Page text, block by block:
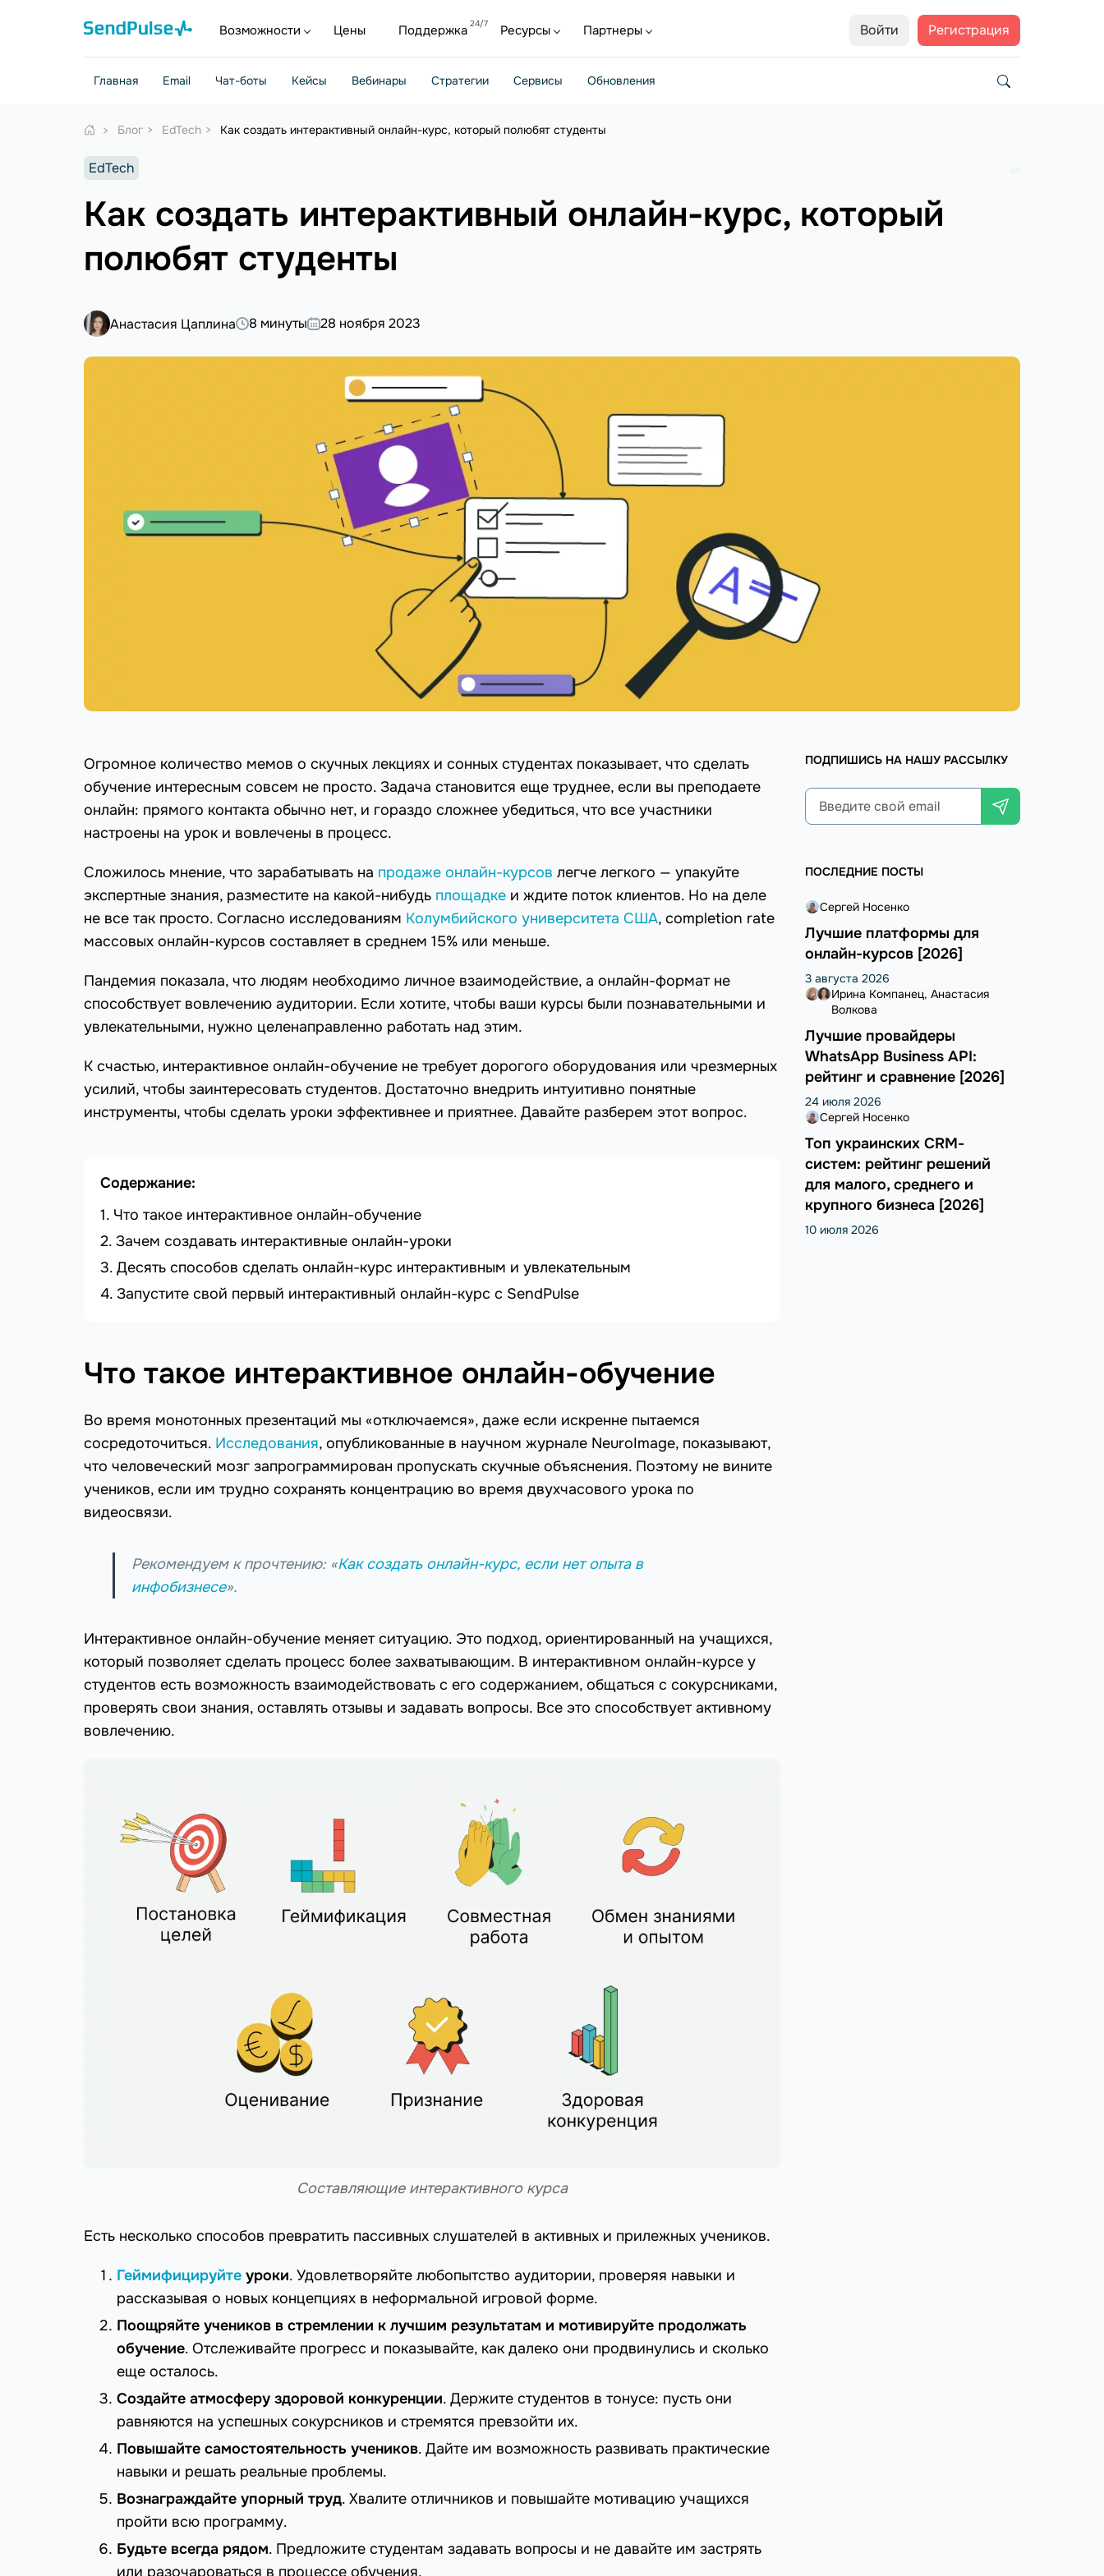
Войти Регистрация
Возможности Цены Поддержка Ресурсы Партнеры
Главная Email Чат-боты Кейсы Вебинары Стратегии Сервисы Обновления
Блог EdTech Как создать интерактивный онлайн-курс, который полюбят студенты
EdTech
Как создать интерактивный онлайн-курс, который
полюбят студенты
Анастасия Цаплина 8 минуты 28 ноября 2023
Огромное количество мемов о скучных лекциях и сонных студентах показывает, что сделать
обучение интересным совсем не просто. Задача становится еще труднее, если вы преподаете
онлайн: прямого контакта обычно нет, и гораздо сложнее убедиться, что все участники
настроены на урок и вовлечены в процесс.
Сложилось мнение, что зарабатывать на продаже онлайн-курсов легче легкого — упакуйте
экспертные знания, разместите на какой-нибудь площадке и ждите поток клиентов. Но на деле
не все так просто. Согласно исследованиям Колумбийского университета США, completion rate
массовых онлайн-курсов составляет в среднем 15% или меньше.
Пандемия показала, что людям необходимо личное взаимодействие, а онлайн-формат не
способствует вовлечению аудитории. Если хотите, чтобы ваши курсы были познавательными и
увлекательными, нужно целенаправленно работать над этим.
К счастью, интерактивное онлайн-обучение не требует дорогого оборудования или чрезмерных
усилий, чтобы заинтересовать студентов. Достаточно внедрить интуитивно понятные
инструменты, чтобы сделать уроки эффективнее и приятнее. Давайте разберем этот вопрос.
Содержание:
Что такое интерактивное онлайн-обучение
Зачем создавать интерактивные онлайн-уроки
Десять способов сделать онлайн-курс интерактивным и увлекательным
Запустите свой первый интерактивный онлайн-курс с SendPulse
Что такое интерактивное онлайн-обучение
Во время монотонных презентаций мы «отключаемся», даже если искренне пытаемся
сосредоточиться. Исследования, опубликованные в научном журнале NeuroImage, показывают,
что человеческий мозг запрограммирован пропускать скучные объяснения. Поэтому не вините
учеников, если им трудно сохранять концентрацию во время двухчасового урока по
видеосвязи.
Рекомендуем к прочтению: «Как создать онлайн-курс, если нет опыта в
инфобизнесе».
Интерактивное онлайн-обучение меняет ситуацию. Это подход, ориентированный на учащихся,
который позволяет сделать процесс более захватывающим. В интерактивном онлайн-курсе у
студентов есть возможность взаимодействовать с его содержанием, общаться с сокурсниками,
проверять свои знания, оставлять отзывы и задавать вопросы. Все это способствует активному
вовлечению.
Составляющие интерактивного курса
Есть несколько способов превратить пассивных слушателей в активных и прилежных учеников.
Геймифицируйте уроки. Удовлетворяйте любопытство аудитории, проверяя навыки и
рассказывая о новых концепциях в неформальной игровой форме.
Поощряйте учеников в стремлении к лучшим результатам и мотивируйте продолжать
обучение. Отслеживайте прогресс и показывайте, как далеко они продвинулись и сколько
еще осталось.
Создайте атмосферу здоровой конкуренции. Держите студентов в тонусе: пусть они
равняются на успешных сокурсников и стремятся превзойти их.
Повышайте самостоятельность учеников. Дайте им возможность развивать практические
навыки и решать реальные проблемы.
Вознаграждайте упорный труд. Хвалите отличников и повышайте мотивацию учащихся
пройти всю программу.
Будьте всегда рядом. Предложите студентам задавать вопросы и не давайте им застрять
или разочароваться в процессе обучения.
ПОДПИШИСЬ НА НАШУ РАССЫЛКУ
ПОСЛЕДНИЕ ПОСТЫ
Сергей Носенко
Лучшие платформы для
онлайн-курсов [2026]
3 августа 2026
Ирина Компанец Анастасия
Волкова
Лучшие провайдеры
WhatsApp Business API:
рейтинг и сравнение [2026]
24 июля 2026
Сергей Носенко
Топ украинских CRM-
систем: рейтинг решений
для малого, среднего и
крупного бизнеса [2026]
10 июля 2026